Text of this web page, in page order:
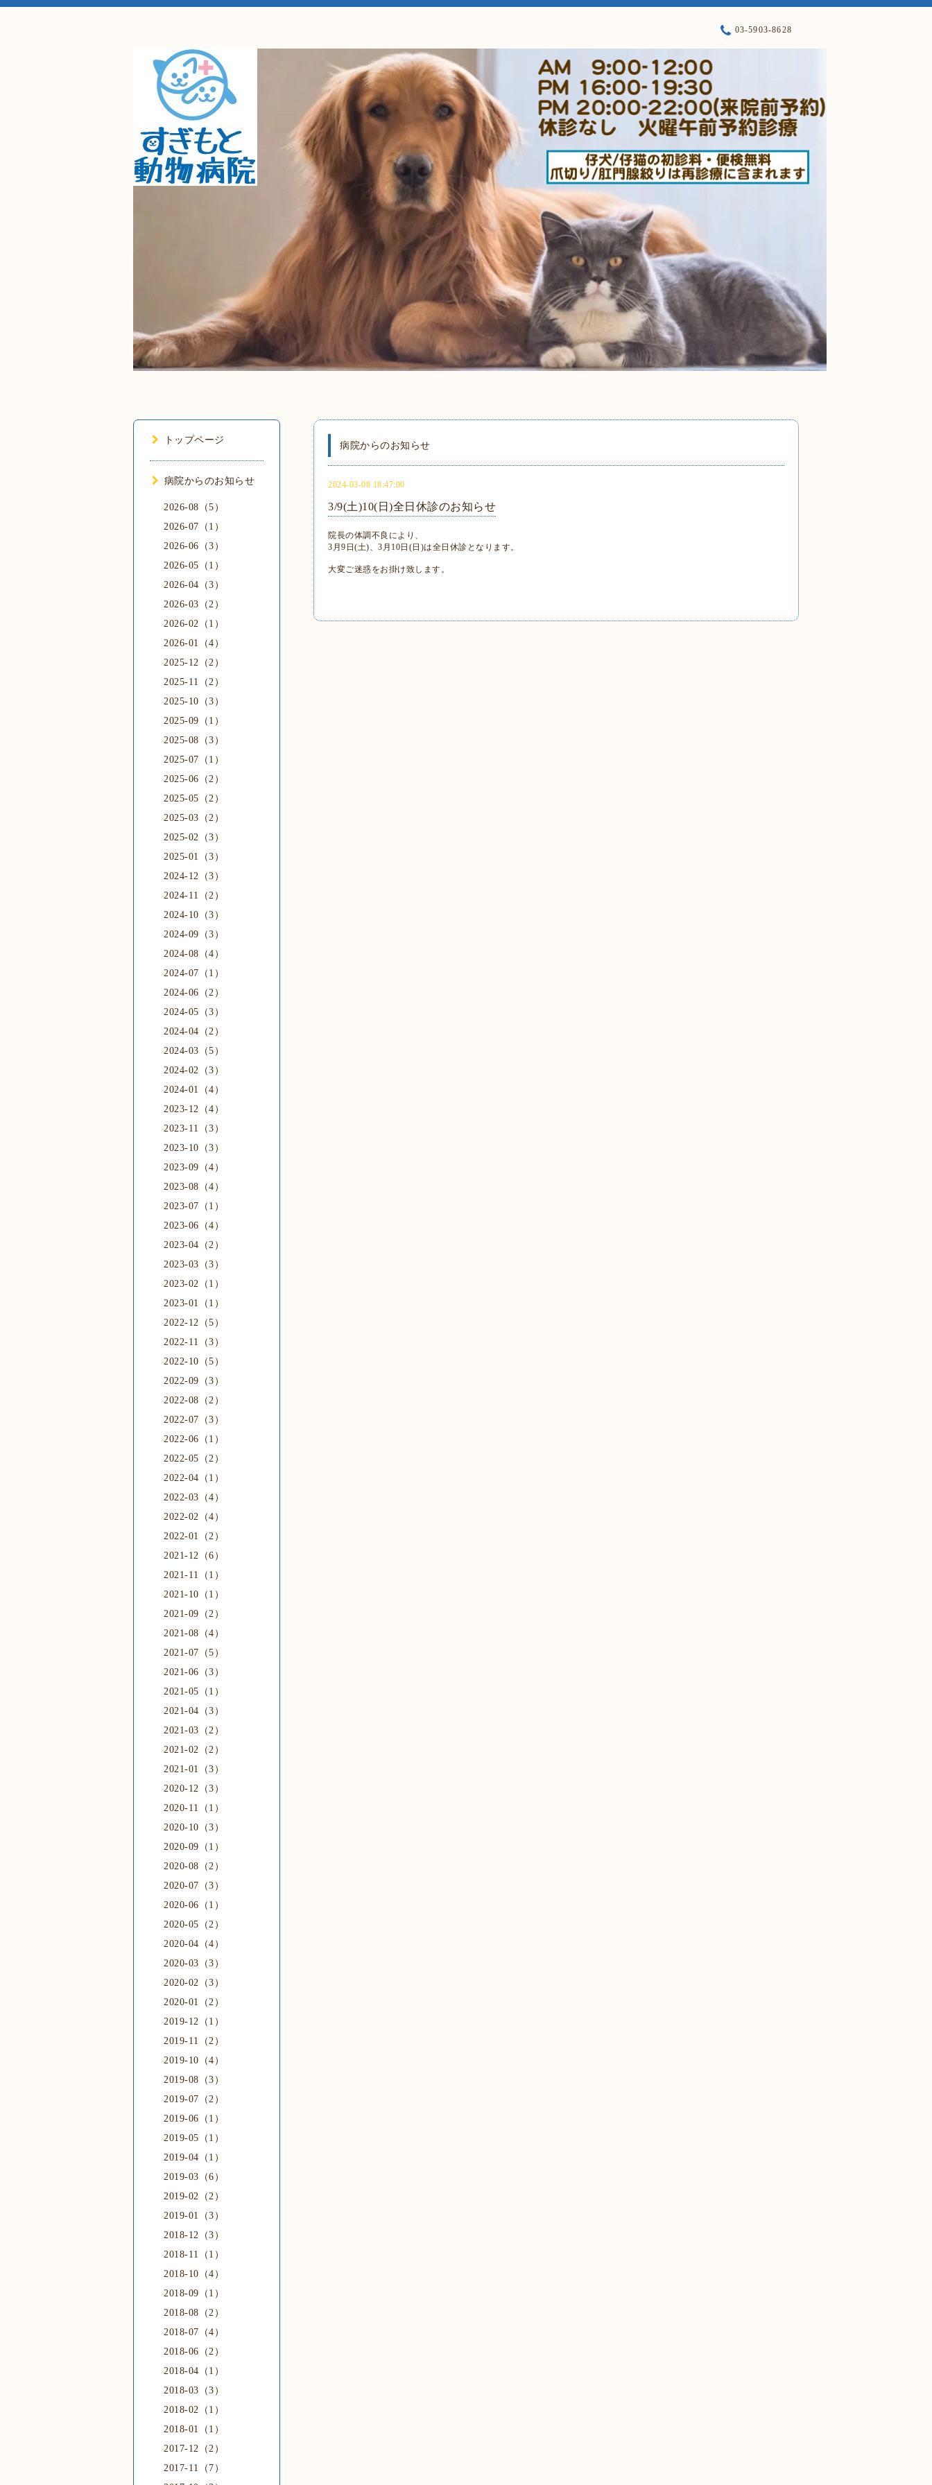
03-5903-8628
病院からのお知らせ
2024-03-08 18:47:00
3/9(土)10(日)全日休診のお知らせ
院長の体調不良により、
3月9日(土)、3月10日(日)は全日休診となります。
大変ご迷惑をお掛け致します。
トップページ
病院からのお知らせ
2026-08（5）
2026-07（1）
2026-06（3）
2026-05（1）
2026-04（3）
2026-03（2）
2026-02（1）
2026-01（4）
2025-12（2）
2025-11（2）
2025-10（3）
2025-09（1）
2025-08（3）
2025-07（1）
2025-06（2）
2025-05（2）
2025-03（2）
2025-02（3）
2025-01（3）
2024-12（3）
2024-11（2）
2024-10（3）
2024-09（3）
2024-08（4）
2024-07（1）
2024-06（2）
2024-05（3）
2024-04（2）
2024-03（5）
2024-02（3）
2024-01（4）
2023-12（4）
2023-11（3）
2023-10（3）
2023-09（4）
2023-08（4）
2023-07（1）
2023-06（4）
2023-04（2）
2023-03（3）
2023-02（1）
2023-01（1）
2022-12（5）
2022-11（3）
2022-10（5）
2022-09（3）
2022-08（2）
2022-07（3）
2022-06（1）
2022-05（2）
2022-04（1）
2022-03（4）
2022-02（4）
2022-01（2）
2021-12（6）
2021-11（1）
2021-10（1）
2021-09（2）
2021-08（4）
2021-07（5）
2021-06（3）
2021-05（1）
2021-04（3）
2021-03（2）
2021-02（2）
2021-01（3）
2020-12（3）
2020-11（1）
2020-10（3）
2020-09（1）
2020-08（2）
2020-07（3）
2020-06（1）
2020-05（2）
2020-04（4）
2020-03（3）
2020-02（3）
2020-01（2）
2019-12（1）
2019-11（2）
2019-10（4）
2019-08（3）
2019-07（2）
2019-06（1）
2019-05（1）
2019-04（1）
2019-03（6）
2019-02（2）
2019-01（3）
2018-12（3）
2018-11（1）
2018-10（4）
2018-09（1）
2018-08（2）
2018-07（4）
2018-06（2）
2018-04（1）
2018-03（3）
2018-02（1）
2018-01（1）
2017-12（2）
2017-11（7）